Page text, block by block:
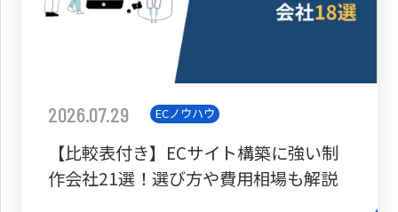
2026.07.29 ECノウハウ
【比較表付き】ECサイト構築に強い制
作会社21選！選び方や費用相場も解説